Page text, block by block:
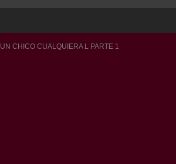
UN CHICO CUALQUIERA L PARTE 1